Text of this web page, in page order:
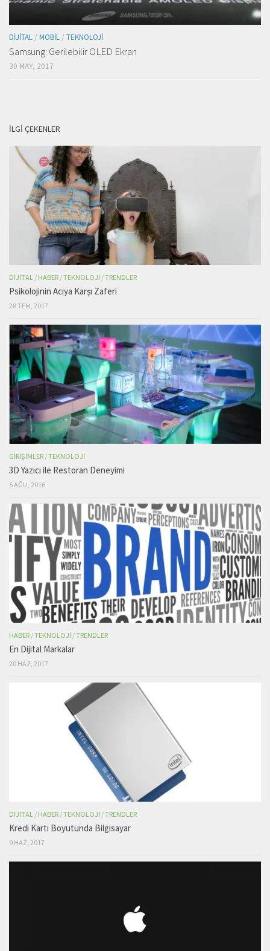
DIJITAL/ MOBIL/ TEKNOLOJI
Samsung: Gerilebilir OLED Ekran
30 MAY, 2017
İLGI ÇEKENLER
DIJITAL / HABER /TEKNOLOJI /TRENDLER
Psikolojinin Acıya Karşı Zaferi
28 TEM, 2017
GIRIŞIMLER /TEKNOLOJI
3D Yazıcı ile Restoran Deneyimi
5 AĞU, 2016
HABER /TEKNOLOJI /TRENDLER
En Dijital Markalar
20 HAZ, 2017
DIJITAL / HABER /TEKNOLOJI /TRENDLER
Kredi Kartı Boyutunda Bilgisayar
9 HAZ, 2017